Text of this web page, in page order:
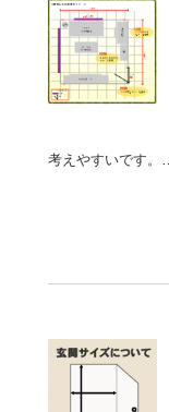
考えやすいです。